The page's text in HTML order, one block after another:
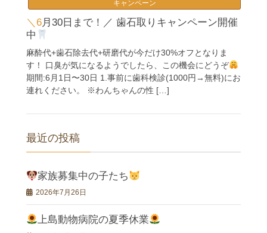
キャンペーン
＼6月30日まで！／ 歯石取りキャンペーン開催
中
麻酔代+歯石除去代+研磨代が今だけ30%オフとなりま
す！ 口臭が気になるようでしたら、この機会にどうぞ
期間:6月1日〜30日 1.事前に歯科検診(1000円→無料)にお
連れください。 ※わんちゃんの性 […]
最近の投稿
家族募集中の子たち
2026年7月26日
上島動物病院の夏季休業